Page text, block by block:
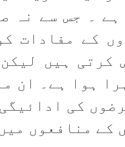
۔ جس سے نہ
کے مفادات
ہیں
ہوا ہے۔ ان
کی
کے منافعوں